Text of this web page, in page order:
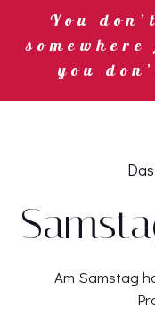
You
you
Am Samstag